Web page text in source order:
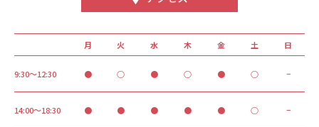
月 火 水 木 金 土 日
9:30～12:30 ● ○ ● ○ ● ○ −
14:00～18:30 ● ● ● ● ● ○ −